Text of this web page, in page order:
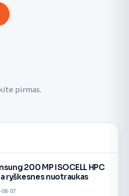
pirmas.
200 MP ISOCELL HPC
ryškesnes nuotraukas
07